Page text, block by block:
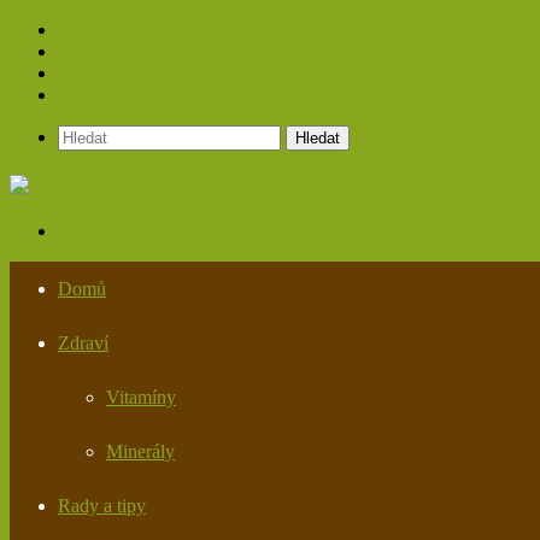
Hledat
Domů
Zdraví
Vitamíny
Minerály
Rady a tipy